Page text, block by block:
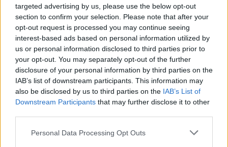
targeted advertising by us, please use the below opt-out
section to confirm your selection. Please note that after your
opt-out request is processed you may continue seeing
interest-based ads based on personal information utilized by
us or personal information disclosed to third parties prior to
your opt-out. You may separately opt-out of the further
disclosure of your personal information by third parties on the
IAB’s list of downstream participants. This information may
also be disclosed by us to third parties on the IAB’s List of
Downstream Participants that may further disclose it to other
Please note that this website/app uses one or more Google
Personal Data Processing Opt Outs
Kövess minket, és értesülj a friss hírekről a
Facebookon is!
Követem
ÚJBUDA #KÖLTÖZÉS # BUDAPEST